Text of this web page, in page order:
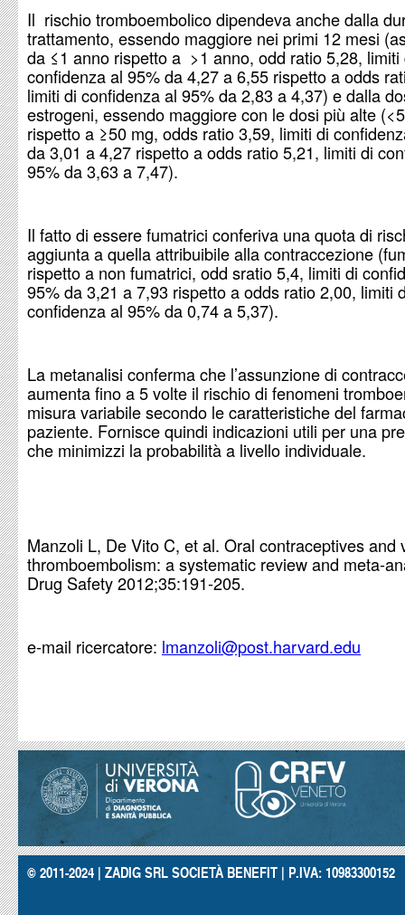
Il rischio tromboembolico dipendeva anche dalla
trattamento, essendo maggiore nei primi 12 mesi
da ≤1 anno rispetto a >1 anno, odd ratio 5,28, limiti
confidenza al 95% da 4,27 a 6,55 rispetto a odds
limiti di confidenza al 95% da 2,83 a 4,37) e dalla
estrogeni, essendo maggiore con le dosi più alte
rispetto a ≥50 mg, odds ratio 3,59, limiti di
da 3,01 a 4,27 rispetto a odds ratio 5,21, limiti di
95% da 3,63 a 7,47).
Il fatto di essere fumatrici conferiva una quota di
aggiunta a quella attribuibile alla contraccezione
rispetto a non fumatrici, odd sratio 5,4, limiti di
95% da 3,21 a 7,93 rispetto a odds ratio 2,00, limiti
confidenza al 95% da 0,74 a 5,37).
La metanalisi conferma che l’assunzione di
aumenta fino a 5 volte il rischio di fenomeni
misura variabile secondo le caratteristiche del
paziente. Fornisce quindi indicazioni utili per una
che minimizzi la probabilità a livello individuale.
Manzoli L, De Vito C, et al. Oral contraceptives and
thromboembolism: a systematic review and meta-
Drug Safety 2012;35:191-205.
e-mail ricercatore: lmanzoli@post.harvard.edu
© 2011-2024 | ZADIG SRL SOCIETÀ BENEFIT | P.IVA: 10983300152